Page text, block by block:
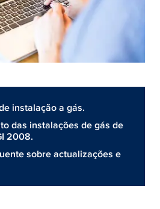
instalação a gás.
das instalações de gás de
2008.
sobre actualizações e